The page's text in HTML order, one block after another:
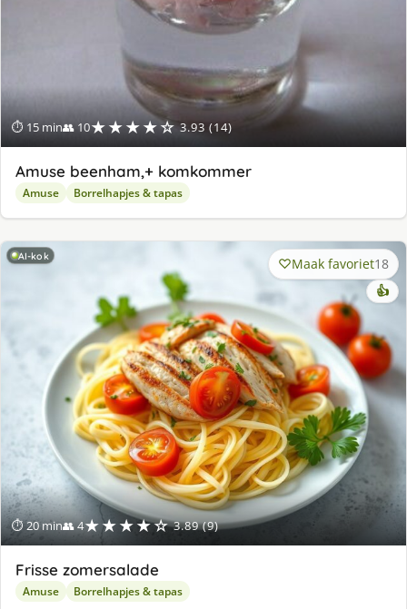
⏱ 15 min👥 10★★★★☆ 3.93 (14)
Amuse beenham,+ komkommer
Amuse Borrelhapjes & tapas
AI-kok
⏱ 20 min👥 4★★★★☆ 3.89 (9)
Maak favoriet18
👍
Frisse zomersalade
Amuse Borrelhapjes & tapas